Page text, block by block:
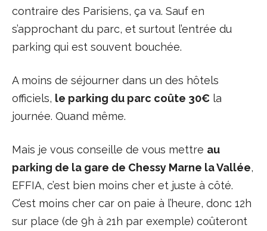
contraire des Parisiens, ça va. Sauf en
s’approchant du parc, et surtout l’entrée du
parking qui est souvent bouchée.
A moins de séjourner dans un des hôtels
officiels, le parking du parc coûte 30€ la
journée. Quand même.
Mais je vous conseille de vous mettre au
parking de la gare de Chessy Marne la Vallée,
EFFIA, c’est bien moins cher et juste à côté.
C’est moins cher car on paie à l’heure, donc 12h
sur place (de 9h à 21h par exemple) coûteront